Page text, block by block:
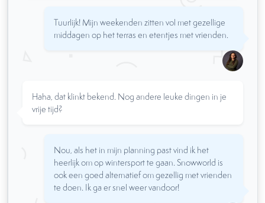
Tuurlijk! Mijn weekenden zitten vol met gezellige
middagen op het terras en etentjes met vrienden.
Haha, dat klinkt bekend. Nog andere leuke dingen in je
vrije tijd?
Nou, als het in mijn planning past vind ik het
heerlijk om op wintersport te gaan. Snowworld is
ook een goed alternatief om gezellig met vrienden
te doen. Ik ga er snel weer vandoor!